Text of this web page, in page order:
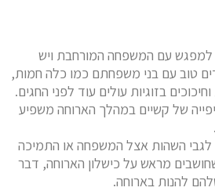
למפגש עם המשפחה המורחבת ויש
טוב עם בני משפחתם כמו כלה חמות,
בזוגיות עולים עוד לפני החגים.
של קשיים במהלך הארוחה משפיע
לגבי השהות אצל המשפחה או התמיכה
מראש על כישלון הארוחה, דבר
להנות בארוחה.